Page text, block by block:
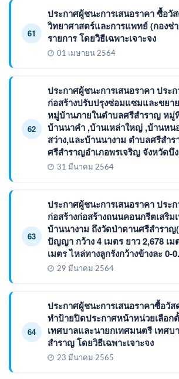
61
ประกาศผู้ชนะการเสนอราคา ซื้อ
วิทยาศาสตร์และการแพทย์ (กองช่
รายการ โดยวิธีเฉพาะเจาะจง
01 เมษายน 2564
62
ประกาศผู้ชนะการเสนอราคา ประ
ก่อสร้างปรับปรุงซ่อมแซมและขยา
หมู่บ้านภายในตำบลศรีสำราญ หมู่
บ้านนาคำ ,บ้านเหล่าใหญ่ ,บ้านหน
สว่าง,และบ้านนางาม ตำบลศรีสำ
ศรีสำราญอำเภอพรเจริญ จังหวัดบึ
31 มีนาคม 2564
63
ประกาศผู้ชนะการเสนอราคา ประ
ก่อสร้างก่อสร้างถนนคอนกรีตเสริม
บ้านนางาม ถึงวัดป่าดานศรีสำรา
ปัญญา กว้าง 4 เมตร ยาว 2,678 เม
เมตร ไหล่ทางลูกรังกว้างข้างละ 0-
29 มีนาคม 2564
64
ประกาศผู้ชนะการเสนอราคาซื้อวั
ทำป้ายปิดประกาศหน้าหน่วยเลือก
เทศบาลและนายกเทศมนตรี เทศบ
สำราญ โดยวิธีเฉพาะเจาะจง
23 มีนาคม 2565